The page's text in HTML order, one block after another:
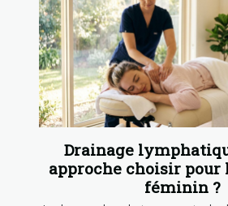
Drainage
approche choisir pour
féminin ?